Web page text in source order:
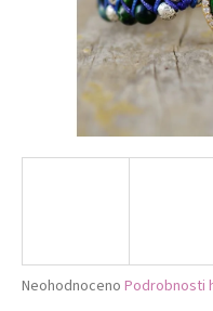
Průměrné
Neohodnoceno Podrobnosti